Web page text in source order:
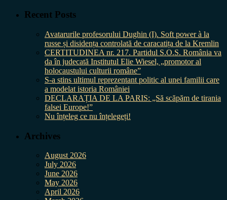
Recent Posts
Avatarurile profesorului Dughin (I). Soft power à la
russe și disidența controlată de caracatița de la Kremlin
CERTITUDINEA nr. 217. Partidul S.O.S. România va
da în judecată Institutul Elie Wiesel, „promotor al
holocaustului culturii române”
S-a stins ultimul reprezentant politic al unei familii care
a modelat istoria României
DECLARAȚIA DE LA PARIS: „Să scăpăm de tirania
falsei Europe!”
Nu înțeleg ce nu înțelegeți!
Archives
August 2026
July 2026
June 2026
May 2026
April 2026